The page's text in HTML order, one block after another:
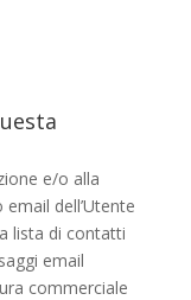
e/o alla
dell’Utente
lista di contatti
email
commerciale